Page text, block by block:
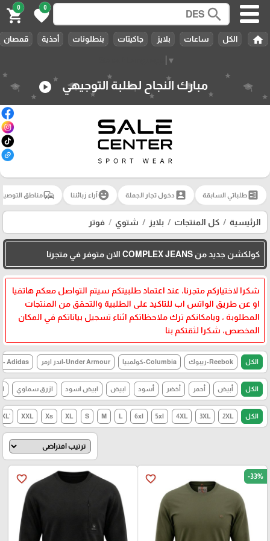
▼
search
0
favorite
0
shopping_cart
home الكل ساعات بلايز جاكيتات بنطلونات أحذية قمصان
مبارك النجاح لطلبة التوجيهي play_circle
ballotطلباتي السابقة account_box دخول تجار الجملة emoji_emotionsآراء زبائننا commuteمناطق
الرئيسية كل المنتجات بلايز شتوي فوتر
كولكشن جديد من COMPLEX JEANS الان متوفر في متجرنا
شكرا لاختياركم متجرنا، عند اعتماد طلبيتكم سيتم التواصل معكم هاتفيا
او عن طريق الواتس اب للتاكيد على الطلبية والتحقق من المنتجات
المطلوبة ، وبامكانكم ترك ملاحظاتكم اثناء تسجيل بياناتكم في المكان
المخصص، شكرا لثقتكم بنا
الكل Reebok-ريبوك Columbia-كولمبيا Under Armour-اندر ارمر Adidas - اديداس
الكل أبيض أحمر أخضر أسود ابيض ابيض اسود ازرق سماوي
الكل 2XL
3XL
4XL
5xl
6xl
L
M
S
XL
Xs
XXL
favorite_border -33%
favorite_border